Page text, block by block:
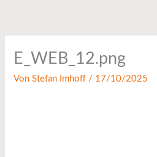
E_WEB_12.png
VonStefan Imhoff / 17/10/2025